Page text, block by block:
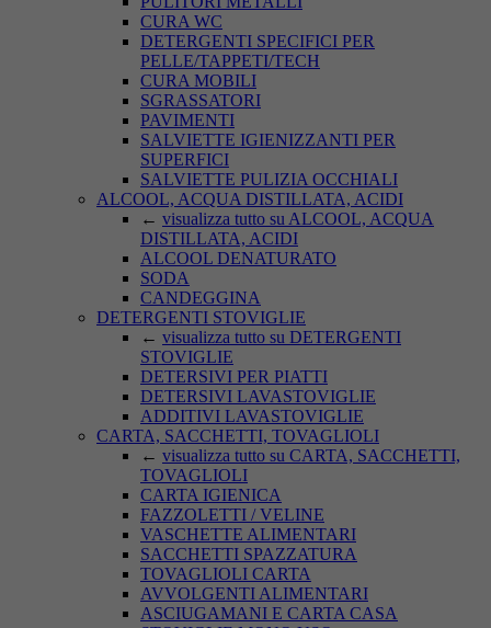
CURA WC
DETERGENTI SPECIFICI PER
PELLE/TAPPETI/TECH
CURA MOBILI
SGRASSATORI
PAVIMENTI
SALVIETTE IGIENIZZANTI PER
SUPERFICI
SALVIETTE PULIZIA OCCHIALI
ALCOOL, ACQUA DISTILLATA, ACIDI
← visualizza tutto su ALCOOL, ACQUA
DISTILLATA, ACIDI
ALCOOL DENATURATO
SODA
CANDEGGINA
DETERGENTI STOVIGLIE
← visualizza tutto su DETERGENTI
STOVIGLIE
DETERSIVI PER PIATTI
DETERSIVI LAVASTOVIGLIE
ADDITIVI LAVASTOVIGLIE
CARTA, SACCHETTI, TOVAGLIOLI
← visualizza tutto su CARTA, SACCHETTI,
TOVAGLIOLI
CARTA IGIENICA
FAZZOLETTI / VELINE
VASCHETTE ALIMENTARI
SACCHETTI SPAZZATURA
TOVAGLIOLI CARTA
AVVOLGENTI ALIMENTARI
ASCIUGAMANI E CARTA CASA